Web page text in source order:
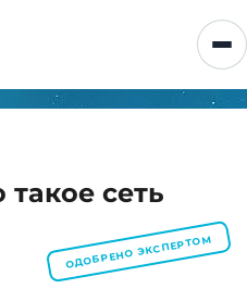
такое сеть
ОДОБРЕНО ЭКСПЕРТОМ